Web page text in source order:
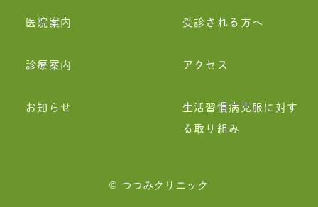
医院案内 受診される方へ
診療案内 アクセス
お知らせ
生活習慣病克服に対す
る取り組み
© つつみクリニック